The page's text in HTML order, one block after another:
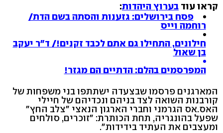
קראו עוד בערוץ היהדות:
פסח בירושלים: גזענות והסתה בשם הדת/
רוחמה וייס
חילונים, התחילו גם אתם לכבד זקנים!/ ד"ר יעקב
בן שאול
המפרסמים בהלם: הדתיים הם מגזר!
המארגנים פרסמו שבצעדה ישתתפו בני משפחות של
קורבנות השואה לצד בניהם ונכדיהם של חיילי
האס.אס הגרמני וחברי הארגון הנאצי "צלב החץ"
שפעל בהונגריה, תחת הכותרת: "זוכרים, סולחים
ומעצבים את העתיד בידידות".